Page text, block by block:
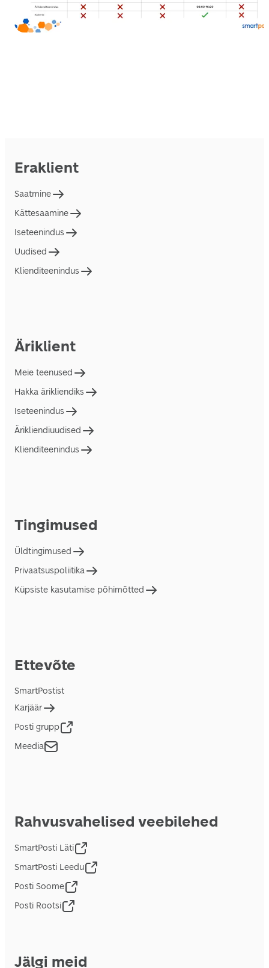
Eraklient
Saatmine
Kättesaamine
Iseteenindus
Uudised
Klienditeenindus
Äriklient
Meie teenused
Hakka ärikliendiks
Iseteenindus
Ärikliendiuudised
Klienditeenindus
Tingimused
Üldtingimused
Privaatsuspoliitika
Küpsiste kasutamise põhimõtted
Ettevõte
SmartPostist
Karjäär
Posti grupp
Meedia
Rahvusvahelised veebilehed
SmartPosti Läti
SmartPosti Leedu
Posti Soome
Posti Rootsi
Jälgi meid